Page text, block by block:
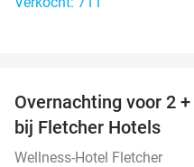
Overnachting voor 2
bij Fletcher Hotels
Wellness-Hotel Fletcher